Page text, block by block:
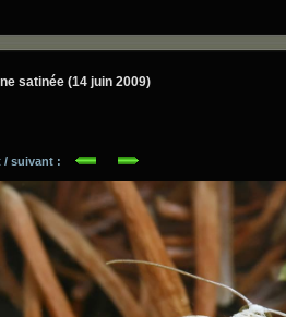
satinée (14 juin 2009)
/ suivant :